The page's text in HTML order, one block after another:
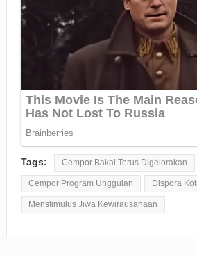
Tags: Cempor Bakal Terus Digelorakan
Cempor Program Unggulan Dispora
Menstimulus Jiwa Kewirausahaan